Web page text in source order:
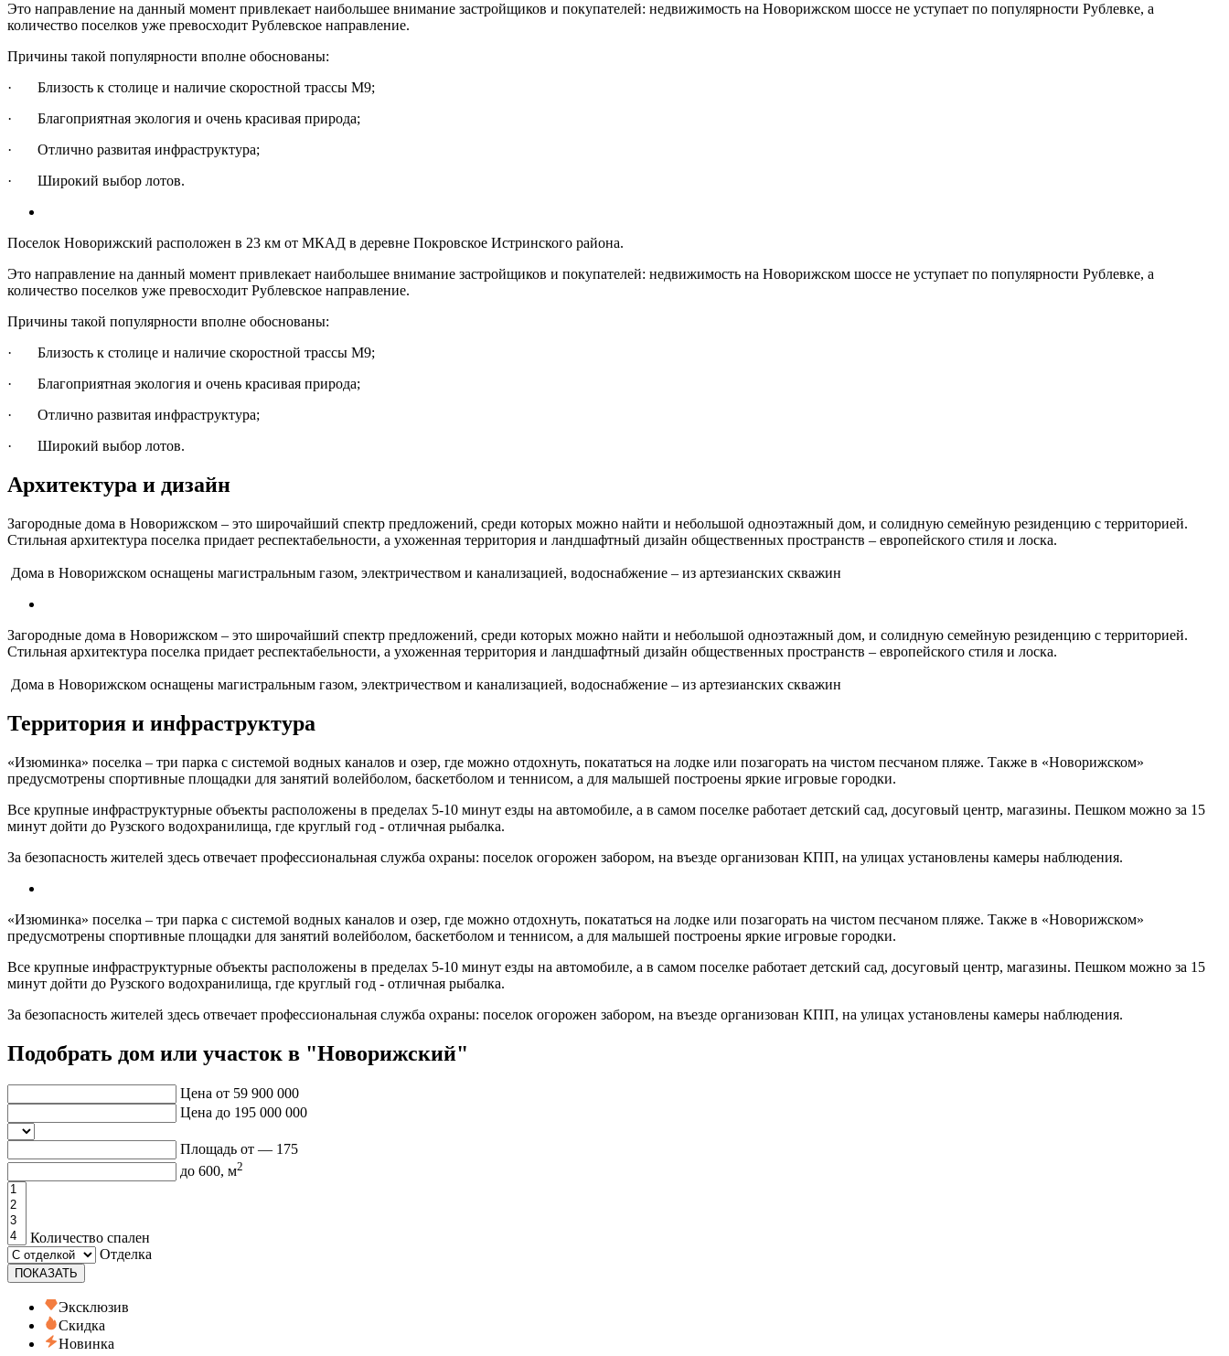
Это направление на данный момент привлекает наибольшее внимание застройщиков и покупателей: недвижимость на Новорижском шоссе не уступает по популярности Рублевке, а
количество поселков уже превосходит Рублевское направление.
Причины такой популярности вполне обоснованы:
· Близость к столице и наличие скоростной трассы М9;
· Благоприятная экология и очень красивая природа;
· Отлично развитая инфраструктура;
· Широкий выбор лотов.
Поселок Новорижский расположен в 23 км от МКАД в деревне Покровское Истринского района.
Это направление на данный момент привлекает наибольшее внимание застройщиков и покупателей: недвижимость на Новорижском шоссе не уступает по популярности Рублевке, а
количество поселков уже превосходит Рублевское направление.
Причины такой популярности вполне обоснованы:
· Близость к столице и наличие скоростной трассы М9;
· Благоприятная экология и очень красивая природа;
· Отлично развитая инфраструктура;
· Широкий выбор лотов.
Архитектура и дизайн
Загородные дома в Новорижском – это широчайший спектр предложений, среди которых можно найти и небольшой одноэтажный дом, и солидную семейную резиденцию с территорией.
Стильная архитектура поселка придает респектабельности, а ухоженная территория и ландшафтный дизайн общественных пространств – европейского стиля и лоска.
Дома в Новорижском оснащены магистральным газом, электричеством и канализацией, водоснабжение – из артезианских скважин
Загородные дома в Новорижском – это широчайший спектр предложений, среди которых можно найти и небольшой одноэтажный дом, и солидную семейную резиденцию с территорией.
Стильная архитектура поселка придает респектабельности, а ухоженная территория и ландшафтный дизайн общественных пространств – европейского стиля и лоска.
Дома в Новорижском оснащены магистральным газом, электричеством и канализацией, водоснабжение – из артезианских скважин
Территория и инфраструктура
«Изюминка» поселка – три парка с системой водных каналов и озер, где можно отдохнуть, покататься на лодке или позагорать на чистом песчаном пляже. Также в «Новорижском»
предусмотрены спортивные площадки для занятий волейболом, баскетболом и теннисом, а для малышей построены яркие игровые городки.
Все крупные инфраструктурные объекты расположены в пределах 5-10 минут езды на автомобиле, а в самом поселке работает детский сад, досуговый центр, магазины. Пешком можно за 15
минут дойти до Рузского водохранилища, где круглый год - отличная рыбалка.
За безопасность жителей здесь отвечает профессиональная служба охраны: поселок огорожен забором, на въезде организован КПП, на улицах установлены камеры наблюдения.
«Изюминка» поселка – три парка с системой водных каналов и озер, где можно отдохнуть, покататься на лодке или позагорать на чистом песчаном пляже. Также в «Новорижском»
предусмотрены спортивные площадки для занятий волейболом, баскетболом и теннисом, а для малышей построены яркие игровые городки.
Все крупные инфраструктурные объекты расположены в пределах 5-10 минут езды на автомобиле, а в самом поселке работает детский сад, досуговый центр, магазины. Пешком можно за 15
минут дойти до Рузского водохранилища, где круглый год - отличная рыбалка.
За безопасность жителей здесь отвечает профессиональная служба охраны: поселок огорожен забором, на въезде организован КПП, на улицах установлены камеры наблюдения.
Подобрать дом или участок в "Новорижский"
Цена от 59 900 000
Цена до 195 000 000
Площадь от — 175
до 600, м2
Количество спален
Отделка
ПОКАЗАТЬ
Эксклюзив
Скидка
Новинка